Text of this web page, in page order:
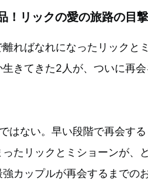
！リックの愛の旅路の目
ればなれになったリックと
きてきた2人が、ついに再
はない。早い段階で再会す
たリックとミショーンが、
カップルが再会するまでの